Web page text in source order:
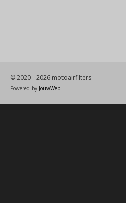
© 2020 - 2026 motoairfilters
Powered by JouwWeb